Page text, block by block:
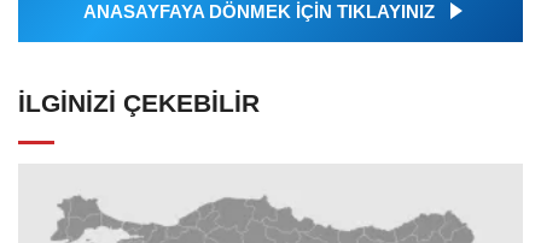
ANASAYFAYA DÖNMEK İÇİN TIKLAYINIZ
İLGINIZI ÇEKEBILIR